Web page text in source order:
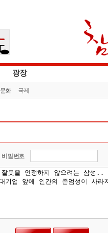
문화 국제
비밀번호